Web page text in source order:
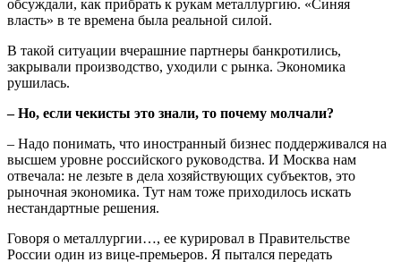
обсуждали, как прибрать к рукам металлургию. «Синяя
власть» в те времена была реальной силой.
В такой ситуации вчерашние партнеры банкротились,
закрывали производство, уходили с рынка. Экономика
рушилась.
– Но, если чекисты это знали, то почему молчали?
– Надо понимать, что иностранный бизнес поддерживался на
высшем уровне российского руководства. И Москва нам
отвечала: не лезьте в дела хозяйствующих субъектов, это
рыночная экономика. Тут нам тоже приходилось искать
нестандартные решения.
Говоря о металлургии…, ее курировал в Правительстве
России один из вице-премьеров. Я пытался передать